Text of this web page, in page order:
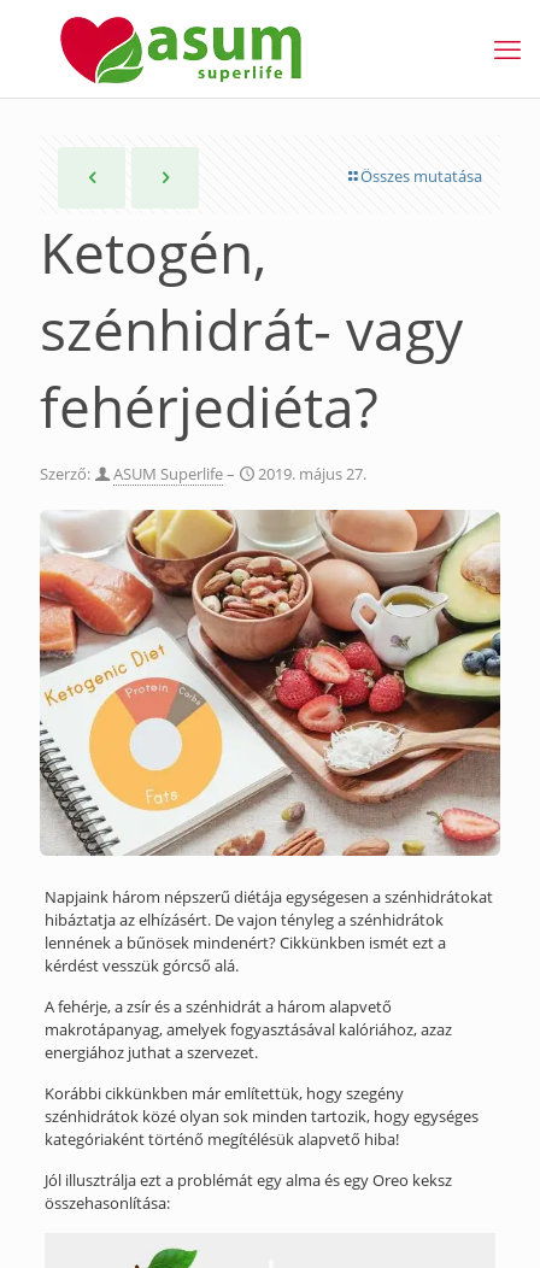
Összes mutatása
Ketogén,
szénhidrát- vagy
fehérjediéta?
Szerző: ASUM Superlife– 2019. május 27.
Napjaink három népszerű diétája egységesen a szénhidrátokat
hibáztatja az elhízásért. De vajon tényleg a szénhidrátok
lennének a bűnösek mindenért? Cikkünkben ismét ezt a
kérdést vesszük górcső alá.
A fehérje, a zsír és a szénhidrát a három alapvető
makrotápanyag, amelyek fogyasztásával kalóriához, azaz
energiához juthat a szervezet.
Korábbi cikkünkben már említettük, hogy szegény
szénhidrátok közé olyan sok minden tartozik, hogy egységes
kategóriaként történő megítélésük alapvető hiba!
Jól illusztrálja ezt a problémát egy alma és egy Oreo keksz
összehasonlítása: